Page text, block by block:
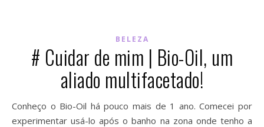
BELEZA
# Cuidar de mim | Bio-Oil, um
aliado multifacetado!
Conheço o Bio-Oil há pouco mais de 1 ano. Comecei por
experimentar usá-lo após o banho na zona onde tenho a